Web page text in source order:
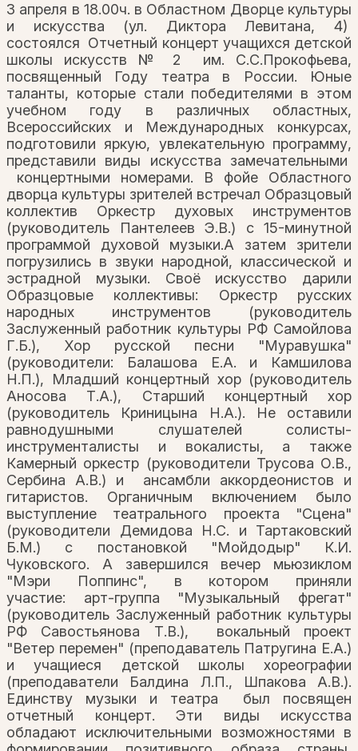
3 апреля в 18.00ч. в Областном Дворце культуры
и искусства (ул. Диктора Левитана, 4)
состоялся Отчетный концерт учащихся детской
школы искусств № 2 им. С.С.Прокофьева,
посвященный Году театра в России. Юные
таланты, которые стали победителями в этом
учебном году в различных областных,
Всероссийских и Международных конкурсах,
подготовили яркую, увлекательную программу,
представили виды искусства замечательными
концертными номерами. В фойе Областного
дворца культуры зрителей встречал Образцовый
коллектив Оркестр духовых инструментов
(руководитель Пантелеев Э.В.) с 15-минутной
программой духовой музыки.А затем зрители
погрузились в звуки народной, классической и
эстрадной музыки. Своё искусство дарили
Образцовые коллективы: Оркестр русских
народных инструментов (руководитель
Заслуженный работник культуры РФ Самойлова
Г.Б.), Хор русской песни "Муравушка"
(руководители: Балашова Е.А. и Камшилова
Н.П.), Младший концертный хор (руководитель
Аносова Т.А.), Старший концертный хор
(руководитель Криницына Н.А.). Не оставили
равнодушными слушателей солисты-
инструменталисты и вокалисты, а также
Камерный оркестр (руководители Трусова О.В.,
Сербина А.В.) и ансамбли аккордеонистов и
гитаристов. Органичным включением было
выступление театрального проекта "Сцена"
(руководители Демидова Н.С. и Тартаковский
Б.М.) с постановкой "Мойдодыр" К.И.
Чуковского. А завершился вечер мьюзиклом
"Мэри Поппинс", в котором приняли
участие: арт-группа "Музыкальный фрегат"
(руководитель Заслуженный работник культуры
РФ Савостьянова Т.В.), вокальный проект
"Ветер перемен" (преподаватель Патругина Е.А.)
и учащиеся детской школы хореографии
(преподаватели Балдина Л.П., Шпакова А.В.).
Единству музыки и театра был посвящен
отчетный концерт. Эти виды искусства
обладают исключительными возможностями в